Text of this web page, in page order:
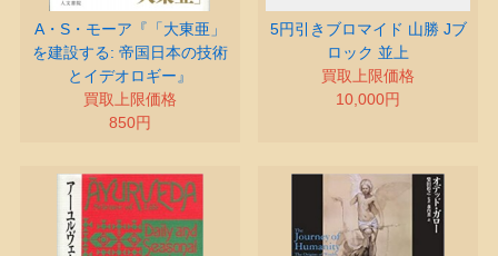
A・S・モーア『「大東亜」
を建設する: 帝国日本の技術
とイデオロギー』
買取上限価格
850円
5円引きブロマイド 山勝 Jブ
ロック 並上
買取上限価格
10,000円